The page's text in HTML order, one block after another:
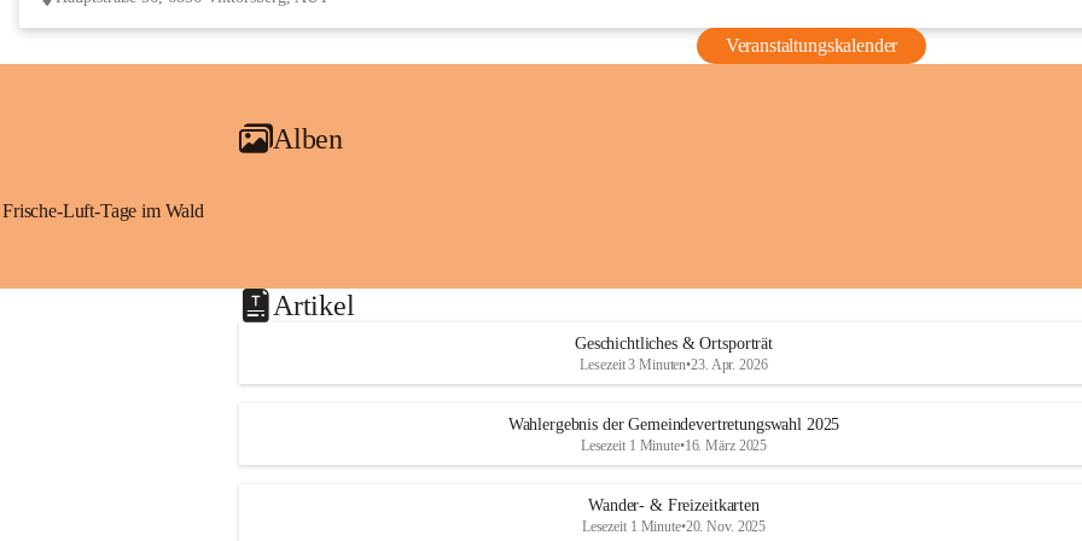
Veranstaltungskalender
Alben
Frische-Luft-Tage im Wald
Artikel
Geschichtliches & Ortsporträt
Lesezeit 3 Minuten•23. Apr. 2026
Wahlergebnis der Gemeindevertretungswahl 2025
Lesezeit 1 Minute•16. März 2025
Wander- & Freizeitkarten
Lesezeit 1 Minute•20. Nov. 2025